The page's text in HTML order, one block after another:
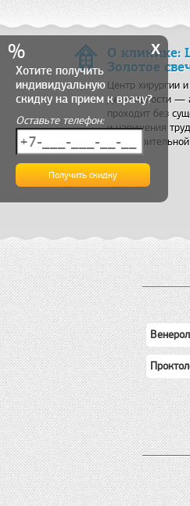
О клинике:
Золотое
Центр хирургии
деятельности —
проходит без
и нарушения
% x
Хотите получить
индивидуальную
скидку на прием к врачу?
Оставьте телефон: